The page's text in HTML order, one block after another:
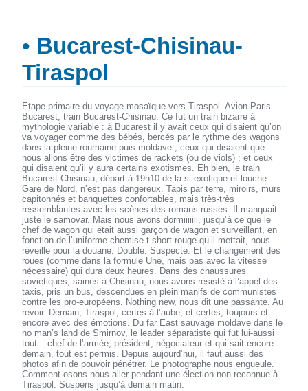
• Bucarest-Chisinau-
Tiraspol
Etape primaire du voyage mosaïque vers Tiraspol. Avion Paris-
Bucarest, train Bucarest-Chisinau. Ce fut un train bizarre à
mythologie variable : à Bucarest il y avait ceux qui disaient qu’on
va voyager comme des bébés, bercés par le rythme des wagons
dans la pleine roumaine puis moldave ; ceux qui disaient que
nous allons être des victimes de rackets (ou de viols) ; et ceux
qui disaient qu’il y aura certains exotismes. Eh bien, le train
Bucarest-Chisinau, départ à 19h10 de la si exotique et louche
Gare de Nord, n’est pas dangereux. Tapis par terre, miroirs, murs
capitonnés et banquettes confortables, mais très-très
ressemblantes avec les scènes des romans russes. Il manquait
juste le samovar. Mais nous avons dormiiiiiii, jusqu’à ce que le
chef de wagon qui était aussi garçon de wagon et surveillant, en
fonction de l’uniforme-chemise-t-short rouge qu’il mettait, nous
réveille pour la douane. Double. Suspecte. Et le changement des
roues (comme dans la formule Une, mais pas avec la vitesse
nécessaire) qui dura deux heures. Dans des chaussures
soviétiques, saines à Chisinau, nous avons résisté à l’appel des
taxis, pris un bus, descendues en plein manifs de communistes
contre les pro-européens. Nothing new, nous dit une passante. Au
revoir. Demain, Tiraspol, certes à l’aube, et certes, toujours et
encore avec des émotions. Du far East sauvage moldave dans le
no man’s land de Smirnov, le leader séparatiste qui fut lui-aussi
tout – chef de l’armée, président, négociateur et qui sait encore
demain, tout est permis. Depuis aujourd’hui, il faut aussi des
photos afin de pouvoir pénétrer. Le photographe nous engueule.
Comment osons-nous aller pendant une élection non-reconnue à
Tiraspol. Suspens jusqu’à demain matin.